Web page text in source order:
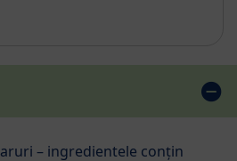
– ingredientele conţin